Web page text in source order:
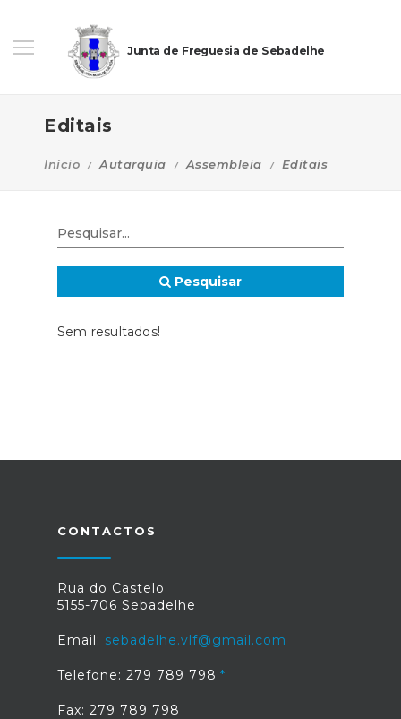
Junta de Freguesia de Sebadelhe
Editais
Início Autarquia Assembleia Editais
Pesquisar
Sem resultados!
CONTACTOS
Rua do Castelo
5155-706 Sebadelhe
Email: sebadelhe.vlf@gmail.com
Telefone: 279 789 798
Fax: 279 789 798